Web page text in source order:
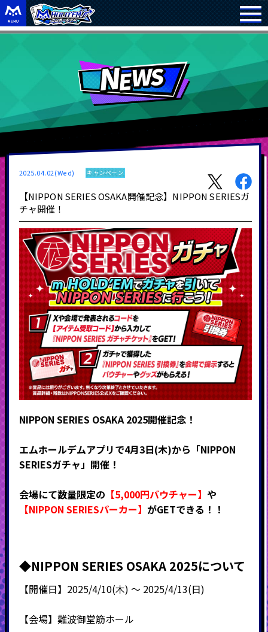
2025.04.02(Wed) キャンペーン
【NIPPON SERIES OSAKA開催記念】NIPPON SERIESガ
チャ開催！
NIPPON SERIES OSAKA 2025開催記念！
エムホールデムアプリで4月3日(木)から 「NIPPON
SERIESガチャ」開催！
会場にて数量限定の 【5,000円バウチャー】 や
【NIPPON SERIESパーカー】 がGETできる！！
◆NIPPON SERIES OSAKA 2025について
【開催日】 2025/4/10(木) ～ 2025/4/13(日)
【会場】難波御堂筋ホール